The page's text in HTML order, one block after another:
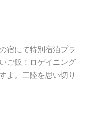
宿にて特別宿泊プラ
ご飯！ロゲイニング
よ。三陸を思い切り